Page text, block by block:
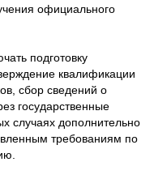
официального
подготовку
квалификации
сбор сведений о
государственные
случаях дополнительно
требованиям по